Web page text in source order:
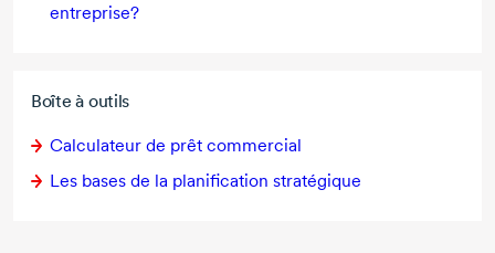
entreprise?
Boîte à outils
Calculateur de prêt commercial
Les bases de la planification stratégique